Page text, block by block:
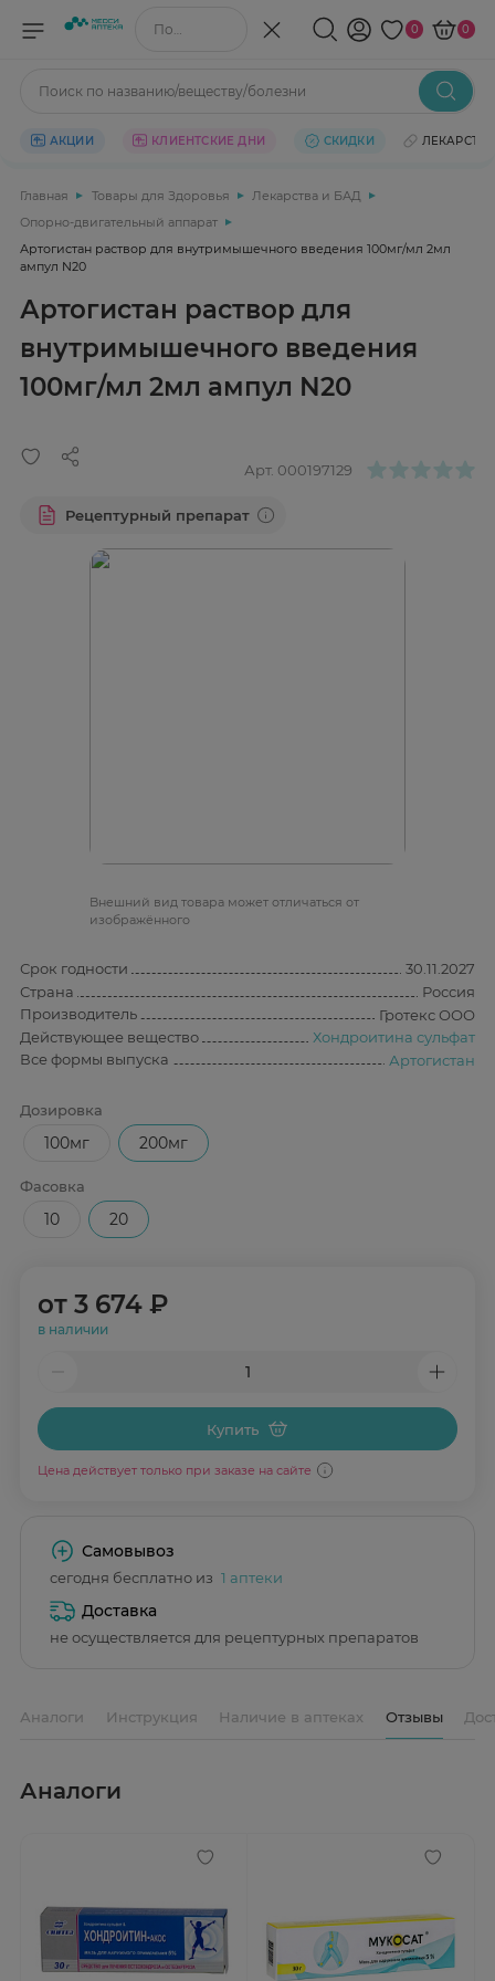
Поиск по названию/веществу 0 0
Поиск по названию/веществу/болезни
АКЦИИ КЛИЕНТСКИЕ ДНИ СКИДКИ ЛЕКАРСТВА
Главная Товары для Здоровья
Лекарства и БАД
Опорно-двигательный аппарат
Артогистан раствор для внутримышечного введения 100мг/мл 2мл
ампул N20
Артогистан раствор для
внутримышечного введения
100мг/мл 2мл ампул N20
Арт. 000197129
Рецептурный препарат
Bнешний вид товара может отличаться от
изображённого
Срок годности
30.11.2027
Страна
Россия
Производитель
Гротекс ООО
Действующее вещество
Хондроитина сульфат
Все формы выпуска
Артогистан
Дозировка
100мг 200мг
Фасовка
10 20
от 3 674 ₽
в наличии
Купить
Цена действует только при заказе на сайте
Самовывоз
сегодня бесплатно из 1 аптеки
Доставка
не осуществляется для рецептурных препаратов
Аналоги Инструкция Наличие в аптеках Отзывы
Аналоги